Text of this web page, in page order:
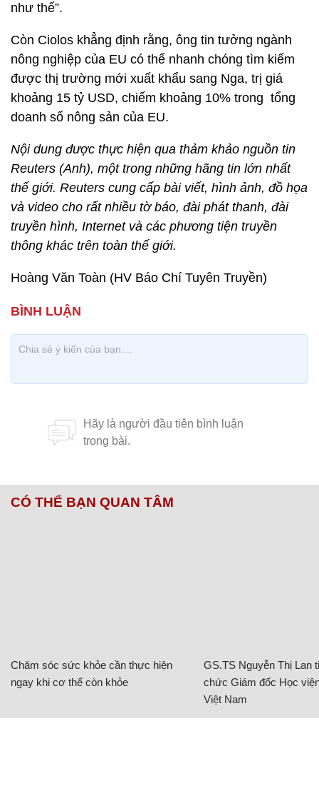
như thế”.
Còn Ciolos khẳng định rằng, ông tin tưởng ngành
nông nghiệp của EU có thể nhanh chóng tìm kiếm
được thị trường mới xuất khẩu sang Nga, trị giá
khoảng 15 tỷ USD, chiếm khoảng 10% trong tổng
doanh số nông sản của EU.
Nội dung được thực hiện qua thảm khảo nguồn tin
Reuters (Anh), một trong những hãng tin lớn nhất
thế giới. Reuters cung cấp bài viết, hình ảnh, đồ họa
và video cho rất nhiều tờ báo, đài phát thanh, đài
truyền hình, Internet và các phương tiện truyền
thông khác trên toàn thế giới.
Hoàng Văn Toàn (HV Báo Chí Tuyên Truyền)
CÓ THỂ BẠN QUAN TÂM
Chăm sóc sức khỏe cần thực hiện
ngay khi cơ thể còn khỏe
GS.TS Nguyễn Thị Lan
chức Giám đốc Học
Việt Nam